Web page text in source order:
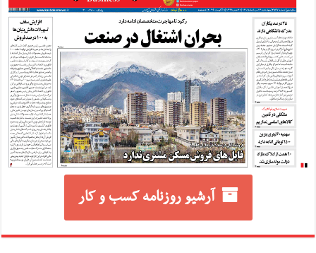
آرشیو روزنامه کسب و کار